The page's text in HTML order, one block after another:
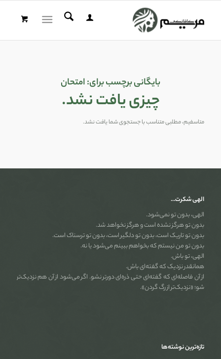
بایگانی برچسب برای:امتحان
چیزی یافت نشد.
متاسفیم، مطلبی متناسب با جستجوی شما یافت نشد.
الهی شکرت…
الهی، بدون تو نمی‌شود.
بدون تو هرگز نشده است و هرگز نخواهد شد.
بدون تو تاریک است، بدون تو دلگیر است، بدون تو ترسناک است.
بدون تو من نیستم که بخواهم ببینم می‌شود یا نه.
الهی، تو باش.
همانقدر نزدیک که گفته‌ای باش.
از آن فاصله‌ای که گفته‌ای حتی ذره‌ای دورتر نشو. اگر می‌شود از آن هم نزدیک‌تر
شو؛ «نزدیک‌تر از رگ گردن».
تازه‌ترین نوشته‌ها